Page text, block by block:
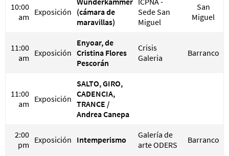
10:00
am Exposición (cámara de
maravillas)
Sede San
Miguel
San
Miguel
11:00
am Exposición
Enyoar, de
Cristina Flores
Pescorán
Crisis
Galeria
Barranco
11:00
am Exposición
SALTO, GIRO,
CADENCIA,
TRANCE /
Andrea Canepa
2:00
pm Exposición Intemperismo
Galería de
arte ODERS
Barranco